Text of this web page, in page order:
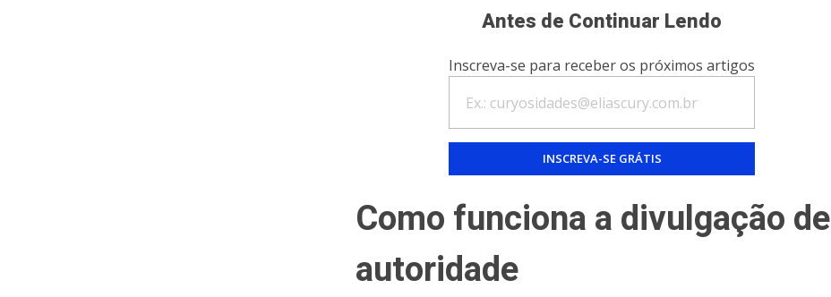
Antes de Continuar Lendo
Inscreva-se para receber os próximos artigos
Como funciona a divulgação de
autoridade